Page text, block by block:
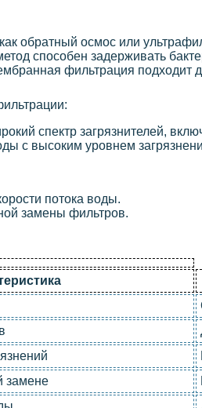
обратный осмос или
способен задерживать
фильтрация подходит
спектр загрязнителей,
с высоким уровнем
потока воды.
замены фильтров.
замене